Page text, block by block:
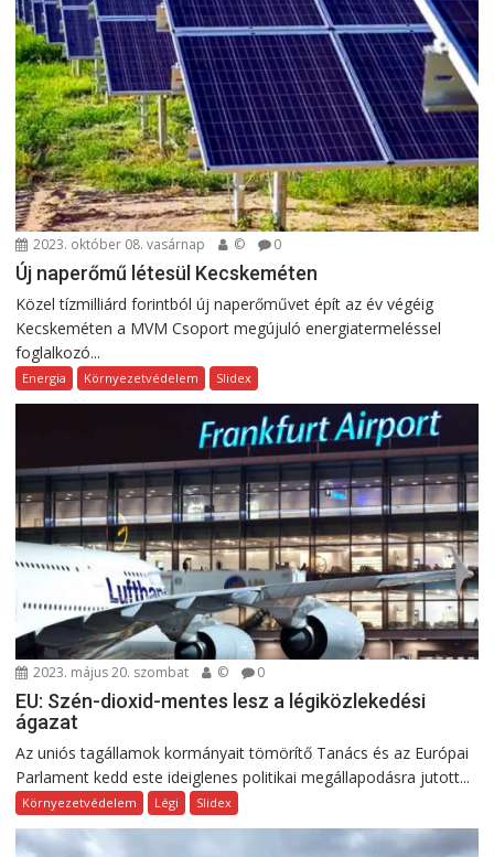
2023. október 08. vasárnap © 0
Új naperőmű létesül Kecskeméten
Közel tízmilliárd forintból új naperőművet épít az év végéig
Kecskeméten a MVM Csoport megújuló energiatermeléssel
foglalkozó...
Energia Környezetvédelem Slidex
2023. május 20. szombat © 0
EU: Szén-dioxid-mentes lesz a légiközlekedési
ágazat
Az uniós tagállamok kormányait tömörítő Tanács és az Európai
Parlament kedd este ideiglenes politikai megállapodásra jutott...
Környezetvédelem Légi Slidex